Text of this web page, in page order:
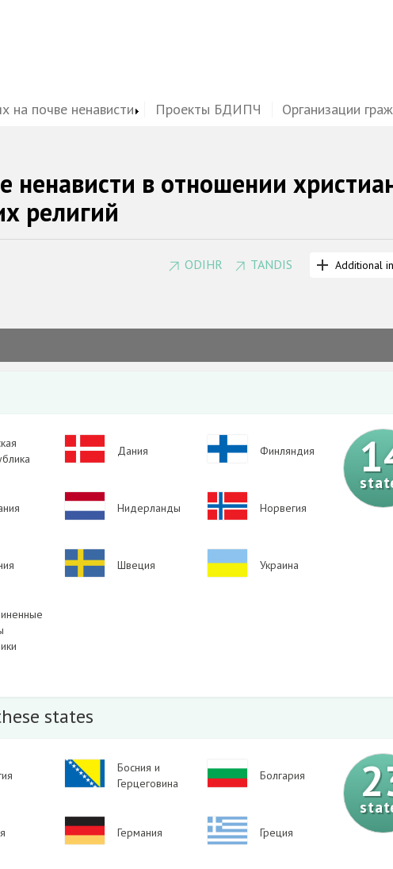
на почве ненависти Проекты БДИПЧ Организации
ненависти в отношении
религий
ODIHR TANDIS Additional
Дания
Image
Финляндия
Image
Нидерланды
Image
Норвегия
Image
Швеция Украина
states
Image
Босния и
Герцеговина
Image
Болгария
Image
Германия
Image
Греция